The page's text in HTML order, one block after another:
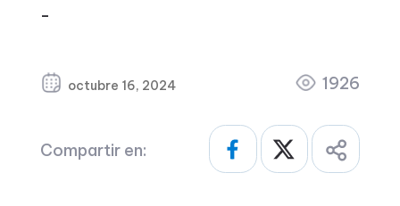
–
octubre 16, 2024 1926
Compartir en: